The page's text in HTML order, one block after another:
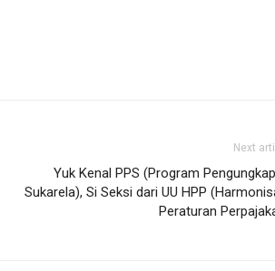
Next
Yuk Kenal PPS (Program
Sukarela), Si Seksi dari UU HPP
Peraturan